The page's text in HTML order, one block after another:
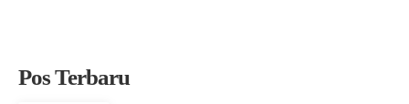
Pos Terbaru